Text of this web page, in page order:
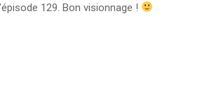
129. Bon visionnage !